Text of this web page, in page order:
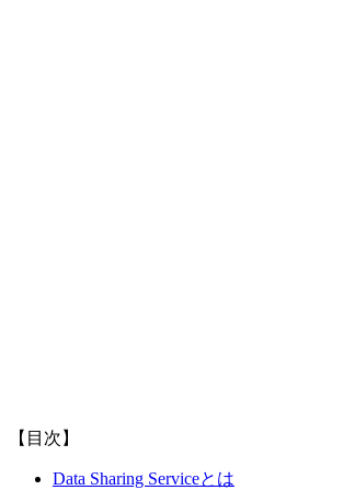
【目次】
Data Sharing Serviceとは